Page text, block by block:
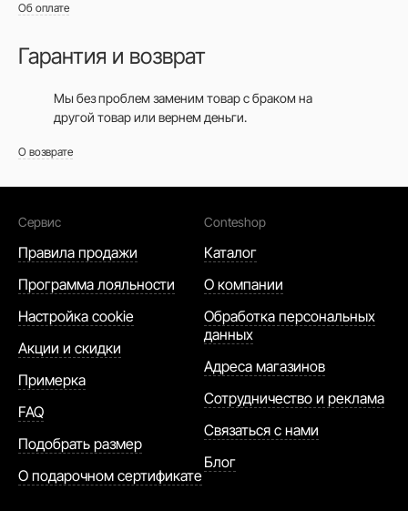
Об оплате
Гарантия и возврат
Мы без проблем заменим товар с браком на
другой товар или вернем деньги.
О возврате
Сервис
Правила продажи
Программа лояльности
Настройка cookie
Акции и скидки
Примерка
FAQ
Подобрать размер
О подарочном сертификате
Conteshop
Каталог
О компании
Обработка персональных
данных
Адреса магазинов
Сотрудничество и реклама
Связаться с нами
Блог